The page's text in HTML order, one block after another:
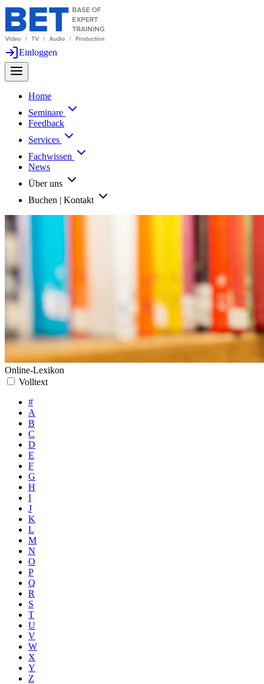
Einloggen
Home
Seminare
Feedback
Services
Fachwissen
News
Über uns
Buchen | Kontakt
Online-Lexikon
Volltext
#
A
B
C
D
E
F
G
H
I
J
K
L
M
N
O
P
Q
R
S
T
U
V
W
X
Y
Z